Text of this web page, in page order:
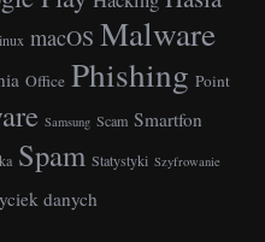
macOS Malware
Office Phishing Point
Samsung Scam Smartfon
Spam Statystyki Szyfrowanie
danych